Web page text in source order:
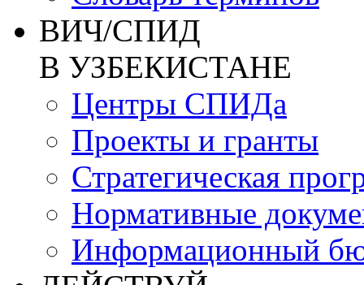
ВИЧ/СПИД
В УЗБЕКИСТАНЕ
Центры СПИДа
Проекты и гранты
Стратегическая
Нормативные
Информационный